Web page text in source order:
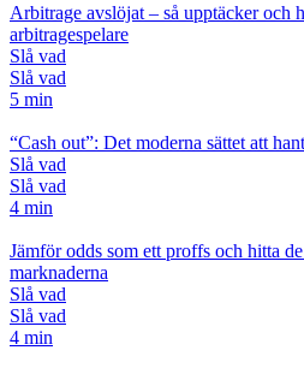
Arbitrage avslöjat – så upptäcker och
arbitragespelare
Slå vad
Slå vad
5 min
“Cash out”: Det moderna sättet att
Slå vad
Slå vad
4 min
Jämför odds som ett proffs och hitta
marknaderna
Slå vad
Slå vad
4 min